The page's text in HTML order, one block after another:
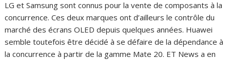
LG et Samsung sont connus pour la vente de composants à la
concurrence. Ces deux marques ont d’ailleurs le contrôle du
marché des écrans OLED depuis quelques années. Huawei
semble toutefois être décidé à se défaire de la dépendance à
la concurrence à partir de la gamme Mate 20. ET News a en